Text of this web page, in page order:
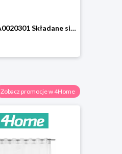
SAPHO A0020301 Składane siedzisko prysznicowe dlaniepełnosprawnych z oparciem, białe Aqualine
Zobacz promocje w 4Home